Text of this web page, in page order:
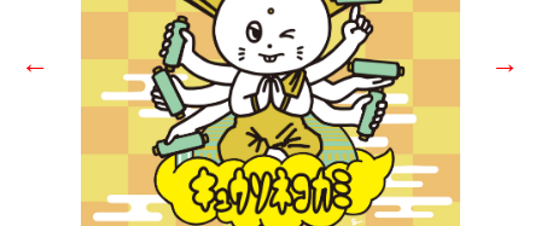
← →